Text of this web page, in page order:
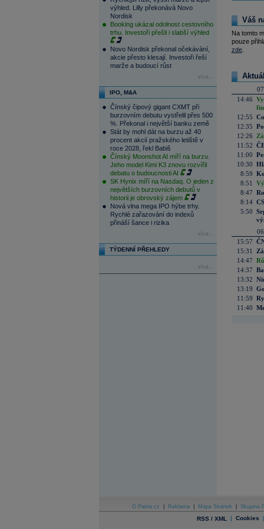
výhled. Lilly překonává Novo
Nordisk
Booking ukázal odolnost cestovního
trhu. Investoři přešli i slabší výhled
Novo Nordisk překonal očekávání,
akcie přesto klesají. Investoři řeší
marže a budoucí růst
více...
IPO, M&A
Čínský čipový gigant CXMT při
burzovním debutu vystřelil přes 500
%. Překonal i největší banku země
Stát by mohl dát na burzu až 40
procent akcií pražského letiště v
roce 2028, řekl Babiš
Čínský Moonshot AI míří na burzu.
Jeho model Kimi K3 znovu rozvířil
debatu o budoucnosti AI
SK Hynix míří na Nasdaq. O jeden z
největších burzovních debutů v
historii je obrovský zájem
Nová vlna mega IPO hýbe trhy.
Rychlé zařazování do indexů
přináší šance i rizika
více...
TÝDENNÍ PŘEHLEDY
více...
Váš
Na tomto
pouze
zde.
14:46
12:55
12:35
12:26
11:52
11:00
10:30
8:59
8:51
8:47
8:14
5:50
15:57
15:31
14:47
14:37
13:32
13:19
11:59
11:40
O Patria.cz Reklama Mapa Stránek Skupina
RSS / XML | Cookies |